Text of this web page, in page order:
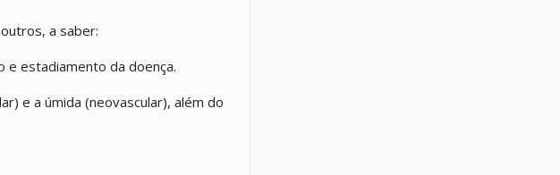
a saber:
e estadiamento da doença.
e a úmida (neovascular), além do